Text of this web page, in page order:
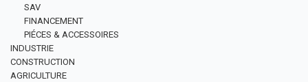
SAV
FINANCEMENT
PIÉCES & ACCESSOIRES
INDUSTRIE
CONSTRUCTION
AGRICULTURE